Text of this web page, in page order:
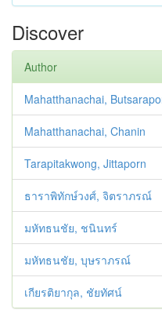
Discover
Author
Mahatthanachai,
Mahatthanachai, Chanin
Tarapitakwong, Jittaporn
ธาราพิทักษ์วงศ์, จิตราภรณ์
มหัทธนชัย, ชนินทร์
มหัทธนชัย, บุษราภรณ์
เกียรติยากุล, ชัยทัศน์